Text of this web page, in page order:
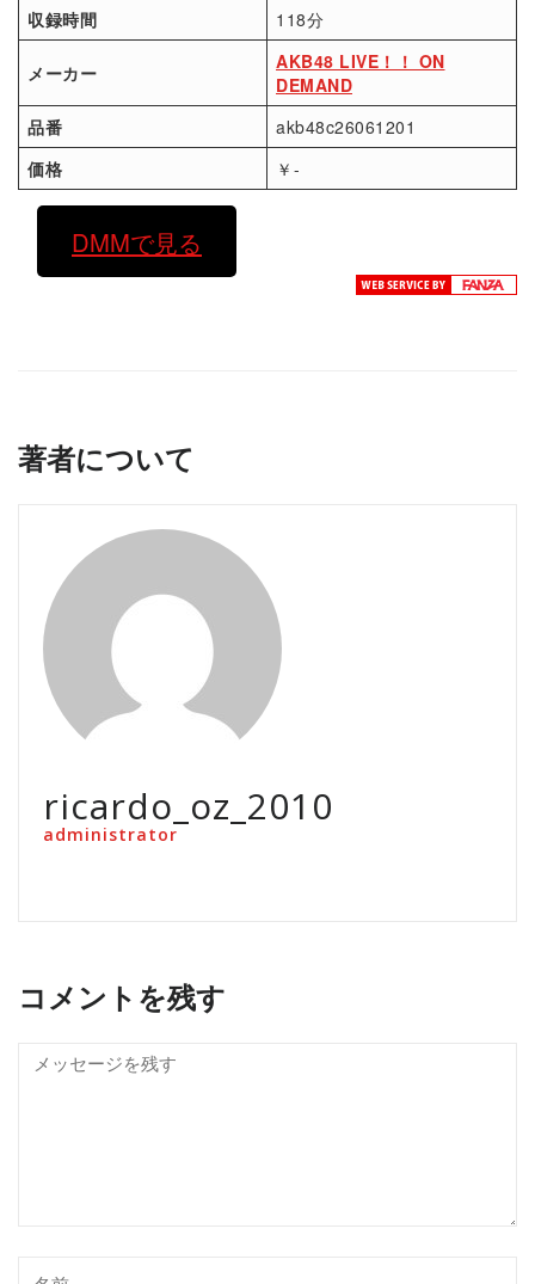
収録時間
118分
メーカー
AKB48 LIVE！！ ON
DEMAND
品番
akb48c26061201
価格
￥-
DMMで見る
著者について
ricardo_oz_2010
administrator
コメントを残す